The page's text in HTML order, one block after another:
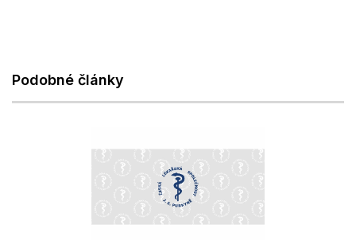
Podobné články